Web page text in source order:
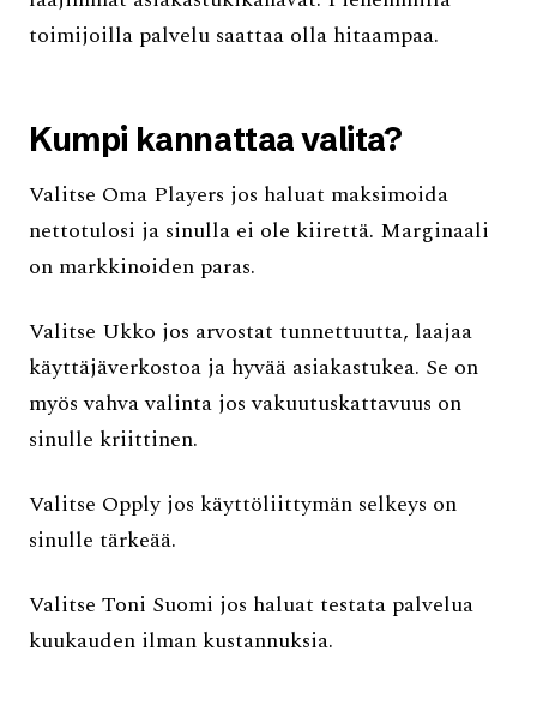
toimijoilla palvelu saattaa olla hitaampaa.
Kumpi kannattaa valita?
Valitse Oma Players jos haluat maksimoida
nettotulosi ja sinulla ei ole kiirettä. Marginaali
on markkinoiden paras.
Valitse Ukko jos arvostat tunnettuutta, laajaa
käyttäjäverkostoa ja hyvää asiakastukea. Se on
myös vahva valinta jos vakuutuskattavuus on
sinulle kriittinen.
Valitse Opply jos käyttöliittymän selkeys on
sinulle tärkeää.
Valitse Toni Suomi jos haluat testata palvelua
kuukauden ilman kustannuksia.